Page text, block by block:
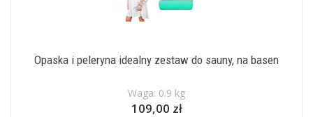
Opaska i peleryna idealny zestaw do sauny, na basen
Waga: 0.9 kg
109,00 zł